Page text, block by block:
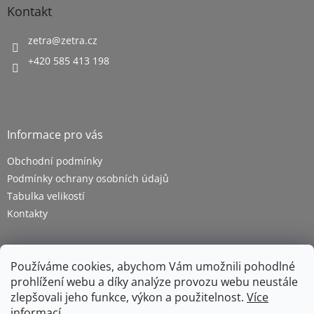
Používáme cookies, abychom Vám umožnili pohodlné
prohlížení webu a díky analýze provozu webu neustále
zlepšovali jeho funkce, výkon a použitelnost. Více
Kontakt
zetra@zetra.cz
+420 585 413 198
Informace pro vás
Obchodní podmínky
Podmínky ochrany osobních údajů
Tabulka velikostí
Kontakty